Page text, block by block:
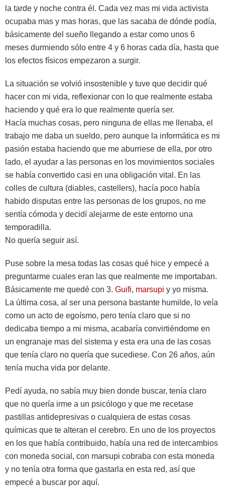
la tarde y noche contra él. Cada vez mas mi vida activista
ocupaba mas y mas horas, que las sacaba de dónde podía,
básicamente del sueño llegando a estar como unos 6
meses durmiendo sólo entre 4 y 6 horas cada día, hasta que
los efectos físicos empezaron a surgir.
La situación se volvió insostenible y tuve que decidir qué
hacer con mi vida, reflexionar con lo que realmente estaba
haciendo y qué era lo que realmente quería ser.
Hacía muchas cosas, pero ninguna de ellas me llenaba, el
trabajo me daba un sueldo, pero aunque la informática es mi
pasión estaba haciendo que me aburriese de ella, por otro
lado, el ayudar a las personas en los movimientos sociales
se había convertido casi en una obligación vital. En las
colles de cultura (diables, castellers), hacía poco había
habido disputas entre las personas de los grupos, no me
sentía cómoda y decidí alejarme de este entorno una
temporadilla.
No quería seguir así.
Puse sobre la mesa todas las cosas qué hice y empecé a
preguntarme cuales eran las que realmente me importaban.
Básicamente me quedé con 3. Guifi, marsupi y yo misma.
La última cosa, al ser una persona bastante humilde, lo veía
como un acto de egoísmo, pero tenía claro que si no
dedicaba tiempo a mi misma, acabaría convirtiéndome en
un engranaje mas del sistema y esta era una de las cosas
que tenía claro no quería que sucediese. Con 26 años, aún
tenía mucha vida por delante.
Pedí ayuda, no sabía muy bien donde buscar, tenía claro
que no quería irme a un psicólogo y que me recetase
pastillas antidepresivas o cualquiera de estas cosas
químicas que te alteran el cerebro. En uno de los proyectos
en los que había contribuido, había una red de intercambios
con moneda social, con marsupi cobraba con esta moneda
y no tenía otra forma que gastarla en esta red, así que
empecé a buscar por aquí.